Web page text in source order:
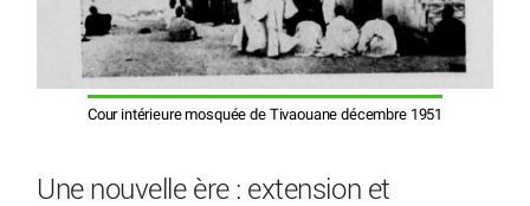
Cour intérieure mosquée de Tivaouane décembre 1951
Une nouvelle ère : extension et